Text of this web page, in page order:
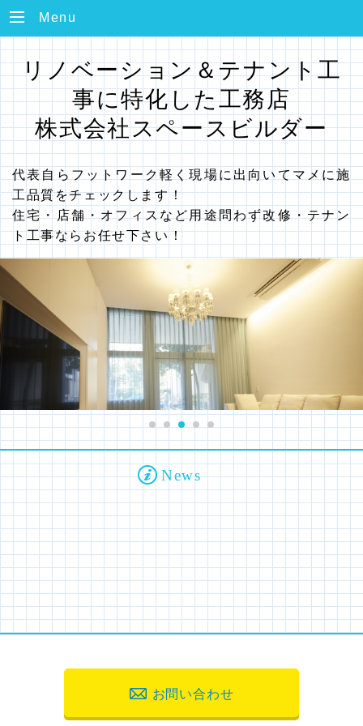
Menu
リノベーション＆テナント工
事に特化した工務店
株式会社スペースビルダー
代表自らフットワーク軽く現場に出向いてマメに施
工品質をチェックします！
住宅・店舗・オフィスなど用途問わず改修・テナン
ト工事ならお任せ下さい！
News
お問い合わせ